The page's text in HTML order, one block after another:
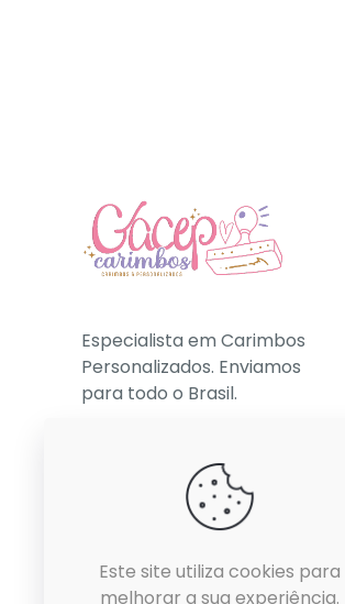
Especialista em Carimbos
Personalizados. Enviamos
para todo o Brasil.
Este site utiliza cookies para
melhorar a sua experiência.